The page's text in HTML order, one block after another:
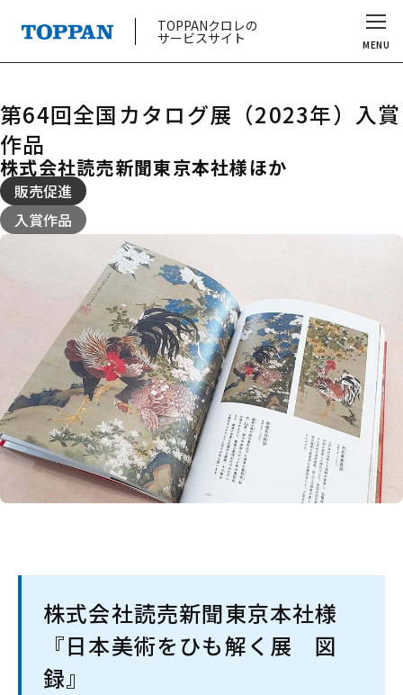
TOPPANクロレの
サービスサイト MENU
第64回全国カタログ展（2023年）入賞
作品
株式会社読売新聞東京本社様ほか
販売促進
入賞作品
株式会社読売新聞東京本社様
『日本美術をひも解く展 図
録』